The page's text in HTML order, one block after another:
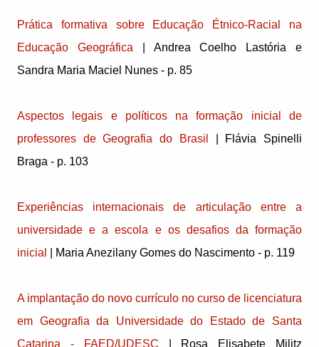
Prática formativa sobre Educação Étnico-Racial na
Educação Geográfica | Andrea Coelho Lastória e
Sandra Maria Maciel Nunes - p. 85
Aspectos legais e políticos na formação inicial de
professores de Geografia do Brasil
| Flávia Spinelli
Braga - p. 103
Experiências internacionais de articulação entre a
universidade e a escola e os desafios da formação
inicial
| Maria Anezilany Gomes do Nascimento - p. 119
A implantação do novo currículo no curso de licenciatura
em Geografia da Universidade do Estado de Santa
Catarina - FAED/UDESC | Rosa Elisabete Militz